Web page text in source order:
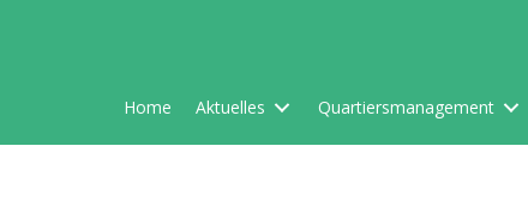
Home Aktuelles Quartiersmanagement